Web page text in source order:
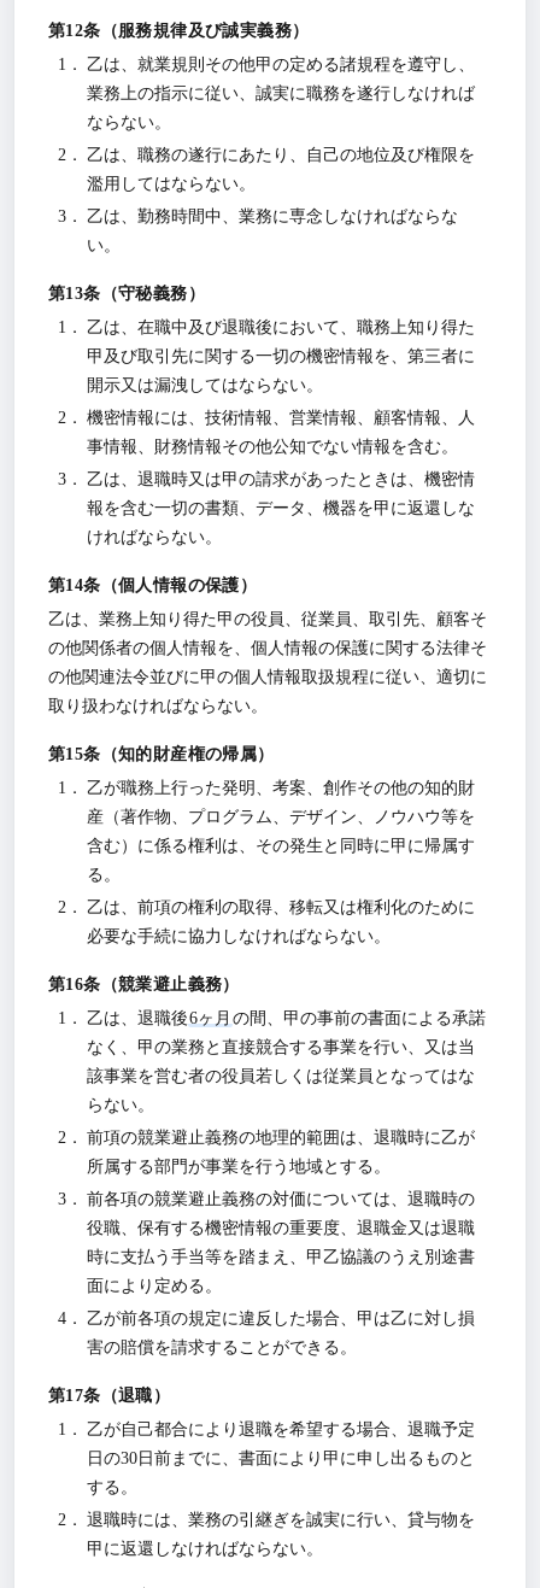
服務規律及び誠実義務
乙は、就業規則その他甲の定める諸規程を遵守し、
業務上の指示に従い、誠実に職務を遂行しなければ
ならない。
乙は、職務の遂行にあたり、自己の地位及び権限を
濫用してはならない。
乙は、勤務時間中、業務に専念しなければならな
い。
守秘義務
乙は、在職中及び退職後において、職務上知り得た
甲及び取引先に関する一切の機密情報を、第三者に
開示又は漏洩してはならない。
機密情報には、技術情報、営業情報、顧客情報、人
事情報、財務情報その他公知でない情報を含む。
乙は、退職時又は甲の請求があったときは、機密情
報を含む一切の書類、データ、機器を甲に返還しな
ければならない。
個人情報の保護
乙は、業務上知り得た甲の役員、従業員、取引先、顧客そ
の他関係者の個人情報を、個人情報の保護に関する法律そ
の他関連法令並びに甲の個人情報取扱規程に従い、適切に
取り扱わなければならない。
知的財産権の帰属
乙が職務上行った発明、考案、創作その他の知的財
産（著作物、プログラム、デザイン、ノウハウ等を
含む）に係る権利は、その発生と同時に甲に帰属す
る。
乙は、前項の権利の取得、移転又は権利化のために
必要な手続に協力しなければならない。
競業避止義務
乙は、退職後6ヶ月 の間、甲の事前の書面による承諾
なく、甲の業務と直接競合する事業を行い、又は当
該事業を営む者の役員若しくは従業員となってはな
らない。
前項の競業避止義務の地理的範囲は、退職時に乙が
所属する部門が事業を行う地域とする。
前各項の競業避止義務の対価については、退職時の
役職、保有する機密情報の重要度、退職金又は退職
時に支払う手当等を踏まえ、甲乙協議のうえ別途書
面により定める。
乙が前各項の規定に違反した場合、甲は乙に対し損
害の賠償を請求することができる。
退職
乙が自己都合により退職を希望する場合、退職予定
日の30日前までに、書面により甲に申し出るものと
する。
退職時には、業務の引継ぎを誠実に行い、貸与物を
甲に返還しなければならない。